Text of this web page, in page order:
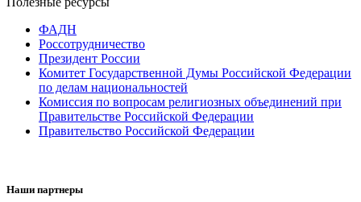
ФАДН
Россотрудничество
Президент России
Комитет Государственной Думы Российской Федерации
по делам национальностей
Комиссия по вопросам религиозных объединений при
Правительстве Российской Федерации
Правительство Российской Федерации
Наши партнеры